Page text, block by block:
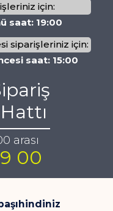
için:
saat: 19:00
siparişleriniz için:
saat: 15:00
arası
00